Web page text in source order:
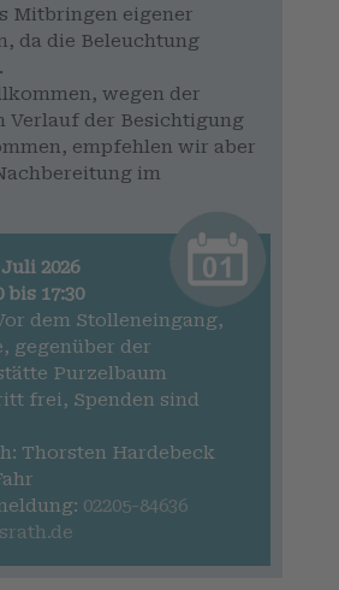
Mitbringen eigener
da die Beleuchtung
wegen der
Verlauf der Besichtigung
empfehlen wir aber
im
2026
bis 17:30
dem Stolleneingang,
gegenüber der
Purzelbaum
frei, Spenden sind
Thorsten Hardebeck
02205-84636